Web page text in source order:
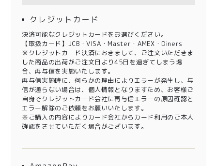
クレジットカード
決済可能なクレジットカードをお選びください。
【取扱カード】JCB・VISA・Master・AMEX・Diners
※クレジットカード決済におきまして、ご注文いただきま
した商品の出荷がご注文日より45日を過ぎてしまう場
合、再与信を実施いたします。
再与信実施時に、何らかの理由によりエラーが発生し、与
信が通らない場合は、個人情報となりますため、お客様ご
自身でクレジットカード会社に再与信エラーの原因確認と
エラー解除のご依頼をお願いいたします。
※ご購入の内容によりカード会社からカード利用のご本人
確認をさせていただく場合がございます。